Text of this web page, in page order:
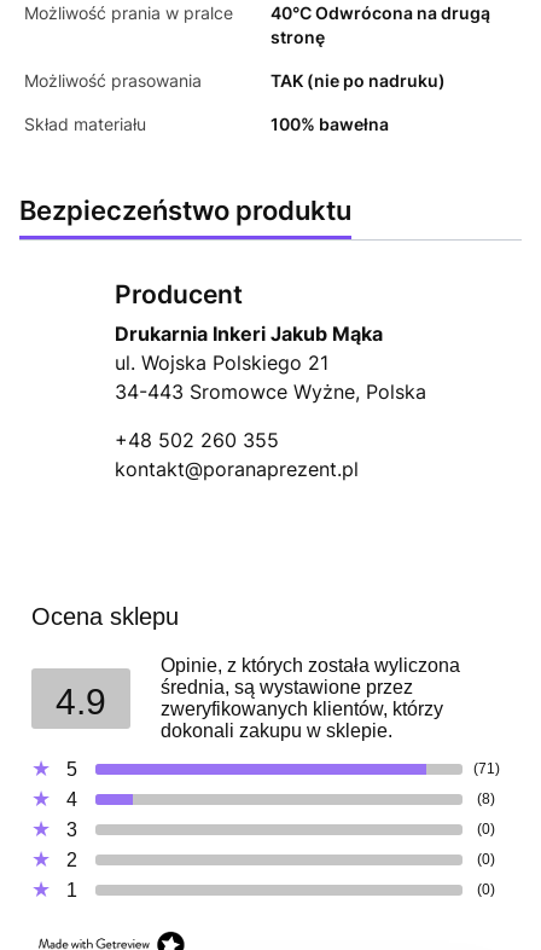
Możliwość prania w pralce
40°C Odwrócona na drugą
stronę
Możliwość prasowania TAK (nie po nadruku)
Skład materiału 100% bawełna
Bezpieczeństwo produktu
Producent
Drukarnia Inkeri Jakub Mąka
ul. Wojska Polskiego 21
34-443 Sromowce Wyżne, Polska
+48 502 260 355
kontakt@poranaprezent.pl
Ocena sklepu
4.9
Opinie, z których została wyliczona
średnia, są wystawione przez
zweryfikowanych klientów, którzy
dokonali zakupu w sklepie.
5
(71)
4 (8)
3 (0)
2 (0)
1 (0)